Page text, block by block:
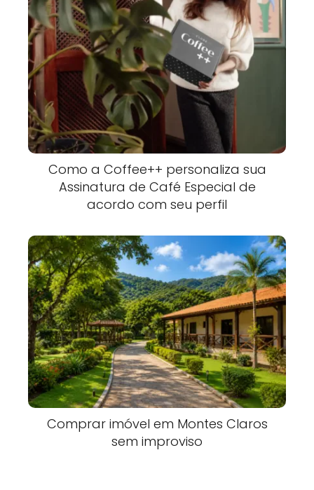
Como a Coffee++ personaliza sua
Assinatura de Café Especial de
acordo com seu perfil
Comprar imóvel em Montes Claros
sem improviso